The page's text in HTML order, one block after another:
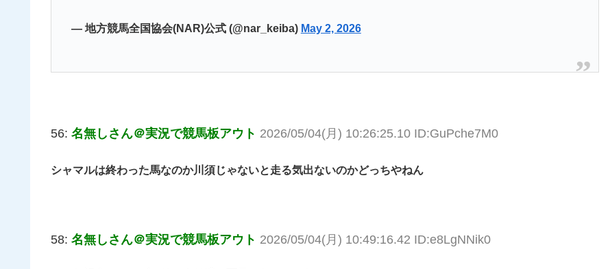
— 地方競馬全国協会(NAR)公式 (@nar_keiba) May 2, 2026
56: 名無しさん＠実況で競馬板アウト 2026/05/04(月) 10:26:25.10 ID:GuPche7M0
シャマルは終わった馬なのか川須じゃないと走る気出ないのかどっちやねん
58: 名無しさん＠実況で競馬板アウト 2026/05/04(月) 10:49:16.42 ID:e8LgNNik0